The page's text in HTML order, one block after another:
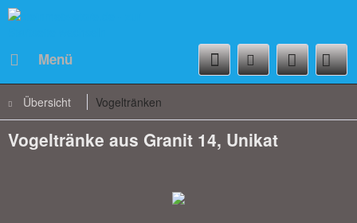
Menü
Übersicht Vogeltränken
Vogeltränke aus Granit 14, Unikat